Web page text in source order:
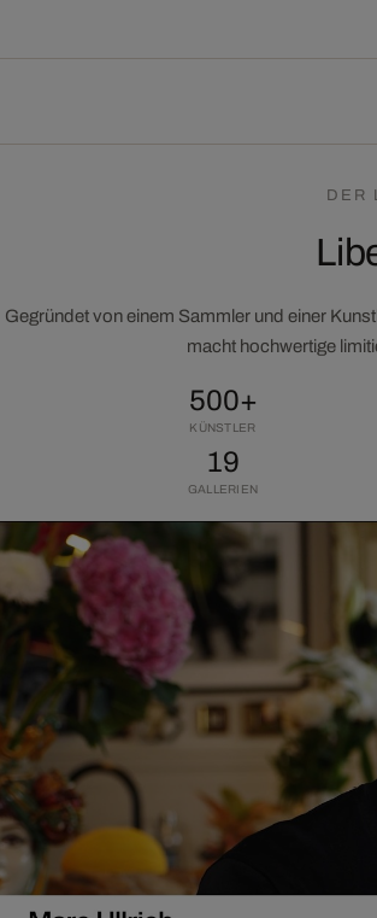
DER
Gegründet von einem Sammler und einer
macht hochwertige
500+
KÜNSTLER
19
GALLERIEN